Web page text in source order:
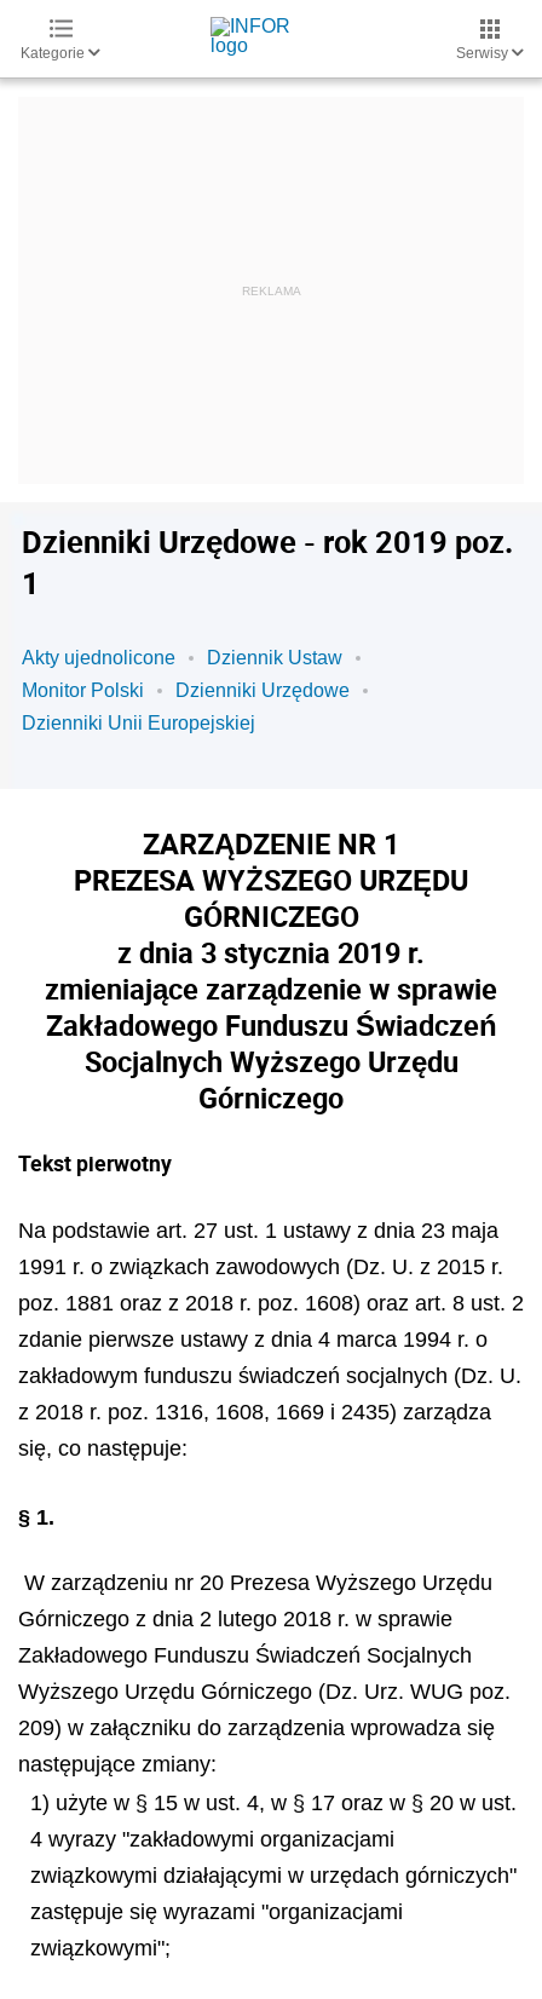
Kategorie Serwisy
Dzienniki Urzędowe - rok 2019 poz.
1
Akty ujednolicone
Dziennik Ustaw
Monitor Polski
Dzienniki Urzędowe
Dzienniki Unii Europejskiej
ZARZĄDZENIE NR 1
PREZESA WYŻSZEGO URZĘDU
GÓRNICZEGO
z dnia 3 stycznia 2019 r.
zmieniające zarządzenie w sprawie
Zakładowego Funduszu Świadczeń
Socjalnych Wyższego Urzędu
Górniczego
Tekst pierwotny
Na podstawie art. 27 ust. 1 ustawy z dnia 23 maja
1991 r. o związkach zawodowych (Dz. U. z 2015 r.
poz. 1881 oraz z 2018 r. poz. 1608) oraz art. 8 ust. 2
zdanie pierwsze ustawy z dnia 4 marca 1994 r. o
zakładowym funduszu świadczeń socjalnych (Dz. U.
z 2018 r. poz. 1316, 1608, 1669 i 2435) zarządza
się, co następuje:
§ 1.
W zarządzeniu nr 20 Prezesa Wyższego Urzędu
Górniczego z dnia 2 lutego 2018 r. w sprawie
Zakładowego Funduszu Świadczeń Socjalnych
Wyższego Urzędu Górniczego (Dz. Urz. WUG poz.
209) w załączniku do zarządzenia wprowadza się
następujące zmiany:
1) użyte w § 15 w ust. 4, w § 17 oraz w § 20 w ust.
4 wyrazy "zakładowymi organizacjami
związkowymi działającymi w urzędach górniczych"
zastępuje się wyrazami "organizacjami
związkowymi";